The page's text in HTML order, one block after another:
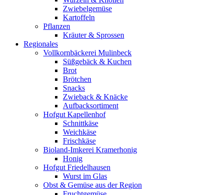
Zwiebelgemüse
Kartoffeln
Pflanzen
Kräuter & Sprossen
Regionales
Vollkornbäckerei Mulinbeck
Süßgebäck & Kuchen
Brot
Brötchen
Snacks
Zwieback & Knäcke
Aufbacksortiment
Hofgut Kapellenhof
Schnittkäse
Weichkäse
Frischkäse
Bioland-Imkerei Kramerhonig
Honig
Hofgut Friedelhausen
Wurst im Glas
Obst & Gemüse aus der Region